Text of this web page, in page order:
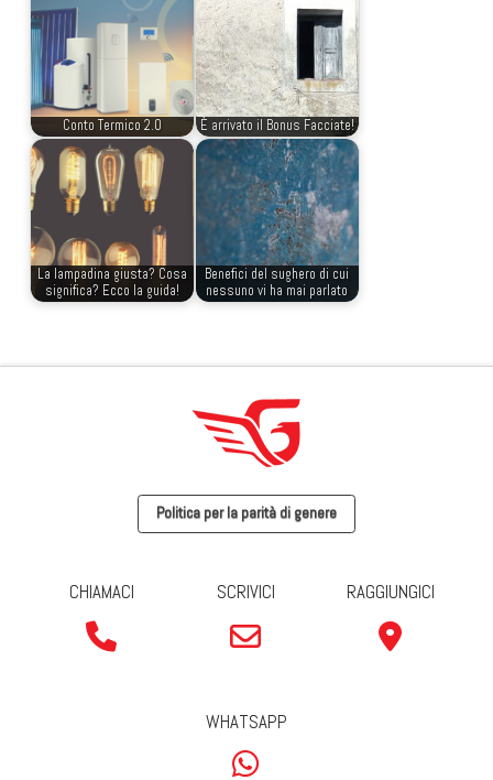
Conto Termico 2.0 È arrivato il Bonus Facciate!
La lampadina giusta? Cosa
significa? Ecco la guida!
Benefici del sughero di cui
nessuno vi ha mai parlato
Politica per la parità di genere
CHIAMACI SCRIVICI RAGGIUNGICI
WHATSAPP